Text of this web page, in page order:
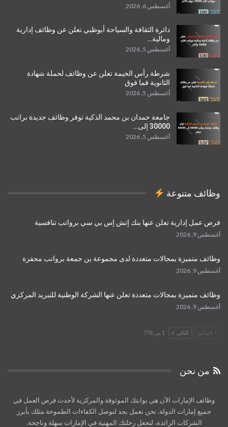
أغسطس 6, 2026
دائرة الثقافة والسياحة أبوظبي تعلن عن وظائف إدارية
ومالية…
أغسطس 5, 2026
شرطة رأس الخيمة تعلن عن وظائف لحملة شهادة
الثانوية فما فوق
أغسطس 5, 2026
جامعة حمدان بن محمد الذكية توفر وظائف جديدة براتب
30000 إلى…
أغسطس 5, 2026
وظائف متنوعة
فرص عمل إدارية تعلن عنها بنك إتش إس بي سي برواتب تنافسية
أغسطس 9, 2026
وظائف متميزة بمجالات متعددة لدى مجموعة بن جمعة برواتب محفزة
أغسطس 9, 2026
وظائف متميزة بمجالات متعددة تعلن عنها الشركة الوطنية للتبريد المركزي
أغسطس 9, 2026
السابق التالي 1 من 778
من نحن
وظائف الإمارات الآن هي بوابتك الموثوقة والمركزية لأحدث فرص العمل في
جميع إمارات الدولة. نحن نعمل بجد لنوصل الكفاءات الطموحة مثلك بأبرز
الشركات الرائدة، لنجعل رحلتك المهنية في الإمارات سهلة وناجحة.